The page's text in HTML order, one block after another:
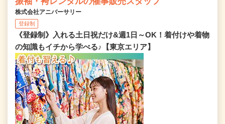
株式会社アニバーサリー
登録制
《登録制》入れる土日祝だけ&週1日～OK！着付けや着物
の知識もイチから学べる♪【東京エリア】